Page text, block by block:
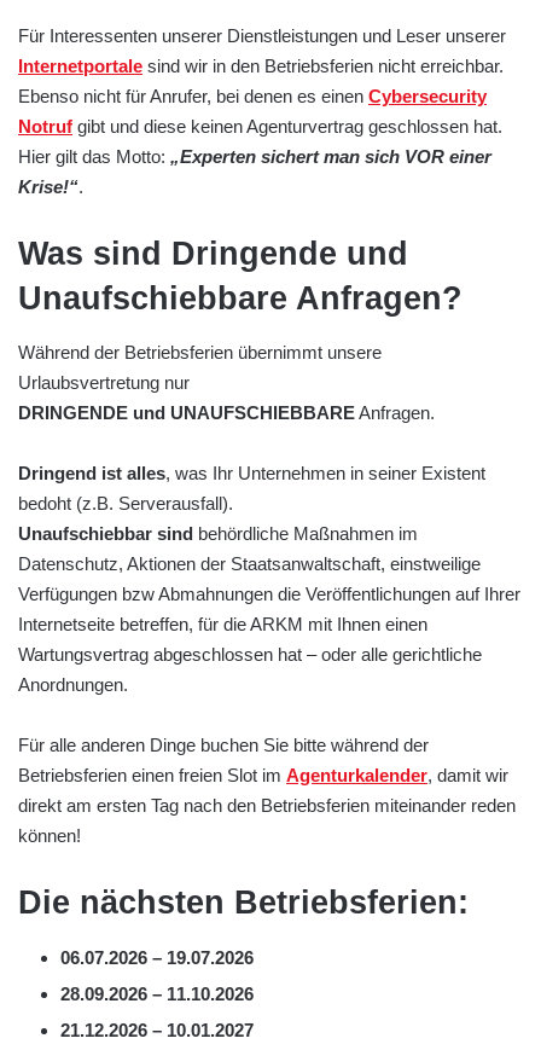
Für Interessenten unserer Dienstleistungen und Leser unserer
Internetportale sind wir in den Betriebsferien nicht erreichbar.
Ebenso nicht für Anrufer, bei denen es einen Cybersecurity
Notruf gibt und diese keinen Agenturvertrag geschlossen hat.
Hier gilt das Motto: „Experten sichert man sich VOR einer
Krise!“.
Was sind Dringende und
Unaufschiebbare Anfragen?
Während der Betriebsferien übernimmt unsere
Urlaubsvertretung nur
DRINGENDE und UNAUFSCHIEBBAREAnfragen.
Dringend ist alles, was Ihr Unternehmen in seiner Existent
bedoht (z.B. Serverausfall).
Unaufschiebbar sind behördliche Maßnahmen im
Datenschutz, Aktionen der Staatsanwaltschaft, einstweilige
Verfügungen bzw Abmahnungen die Veröffentlichungen auf Ihrer
Internetseite betreffen, für die ARKM mit Ihnen einen
Wartungsvertrag abgeschlossen hat – oder alle gerichtliche
Anordnungen.
Für alle anderen Dinge buchen Sie bitte während der
Betriebsferien einen freien Slot im Agenturkalender, damit wir
direkt am ersten Tag nach den Betriebsferien miteinander reden
können!
Die nächsten Betriebsferien:
06.07.2026 – 19.07.2026
28.09.2026 – 11.10.2026
21.12.2026 – 10.01.2027